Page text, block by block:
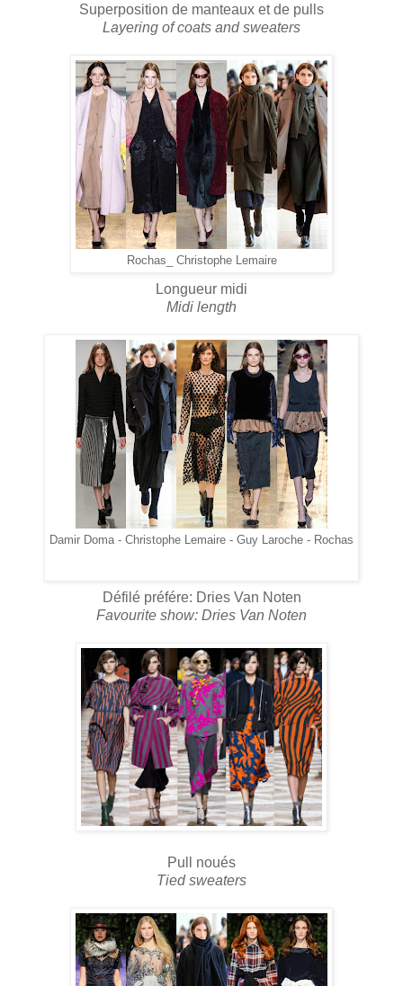
Superposition de manteaux et de pulls
Layering of coats and sweaters
Rochas_ Christophe Lemaire
Longueur midi
Midi length
Damir Doma - Christophe Lemaire - Guy Laroche - Rochas
Défilé préfére: Dries Van Noten
Favourite show: Dries Van Noten
Pull noués
Tied sweaters